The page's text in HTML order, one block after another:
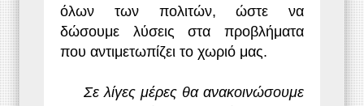
όλων των πολιτών, ώστε να
δώσουμε λύσεις στα προβλήματα
που αντιμετωπίζει το χωριό μας.
Σε λίγες μέρες θα ανακοινώσουμε